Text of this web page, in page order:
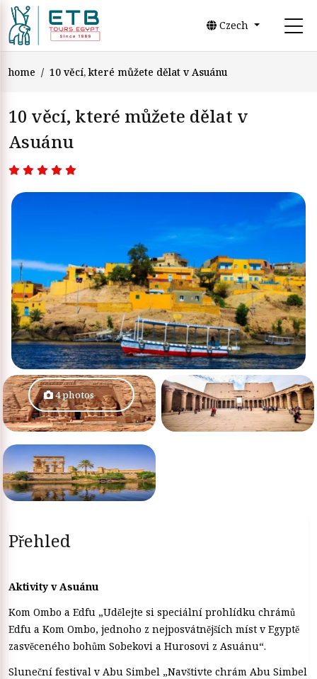
Czech
home 10 věcí, které můžete dělat v Asuánu
10 věcí, které můžete dělat v
Asuánu
4 photos
Přehled
Aktivity v Asuánu
Kom Ombo a Edfu „Udělejte si speciální prohlídku chrámů
Edfu a Kom Ombo, jednoho z nejposvátnějších míst v Egyptě
zasvěceného bohům Sobekovi a Hurosovi z Asuánu“.
Sluneční festival v Abu Simbel „Navštivte chrám Abu Simbel